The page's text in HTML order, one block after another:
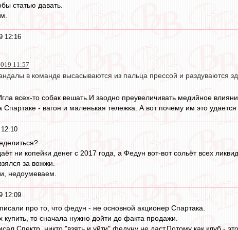
статью давать.
12:16
11:57
в команде высасываются из пальца прессой и раздуваются
всех-то собак вешать.И заодно преувеличивать медийное
- вагон и маленькая тележка. А вот почему им это удается
ни копейки денег с 2017 года, а Федун вот-вот сольёт всех
за вожжи.
недоумеваем.
12:09
про то, что федун - не основной акционер Спартака.
то сначала нужно дойти до факта продажи.